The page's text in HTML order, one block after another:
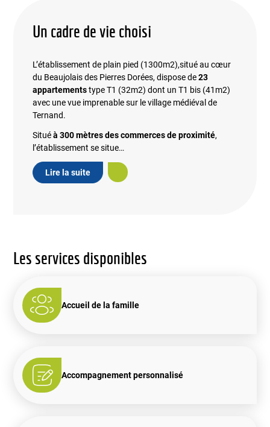
Un cadre de vie choisi
L’établissement de plain pied (1300m2),situé au cœur
du Beaujolais des Pierres Dorées, dispose de23
appartementstype T1 (32m2) dont un T1 bis (41m2)
avec une vue imprenable sur le village médiéval de
Ternand.
Situéà 300 mètres des commerces de proximité,
l’établissement se situe…
Lire la suite
Les services disponibles
Accueil de la famille
Accompagnement personnalisé